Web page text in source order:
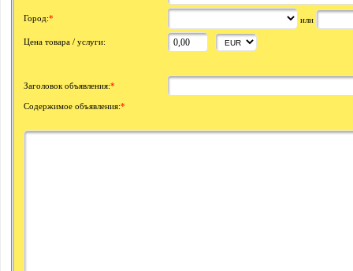
Город:* или
Цена товара / услуги:
Заголовок объявления:*
Содержимое объявления:*